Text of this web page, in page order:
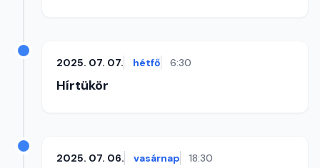
2025. 07. 07. hétfő 6:30
Hírtükör
2025. 07. 06. vasárnap 18:30